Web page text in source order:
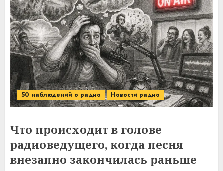
50 наблюдений о радио Новости радио
Что происходит в голове
радиоведущего, когда песня
внезапно закончилась раньше